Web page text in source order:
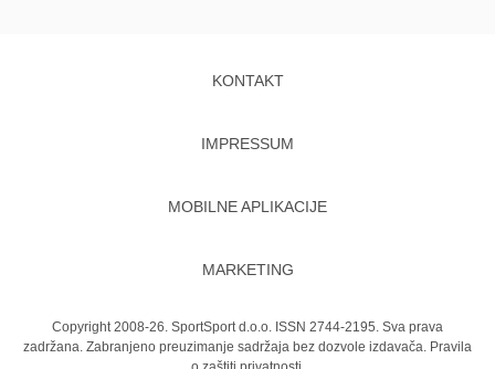
KONTAKT
IMPRESSUM
MOBILNE APLIKACIJE
MARKETING
Copyright 2008-26. SportSport d.o.o. ISSN 2744-2195. Sva prava
zadržana. Zabranjeno preuzimanje sadržaja bez dozvole izdavača. Pravila